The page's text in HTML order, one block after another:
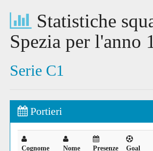
Statistiche
Spezia per l'anno
Serie C1
Portieri
Cognome Nome Presenze
Goal